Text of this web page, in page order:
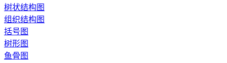
树状结构图
组织结构图
括号图
树形图
鱼骨图